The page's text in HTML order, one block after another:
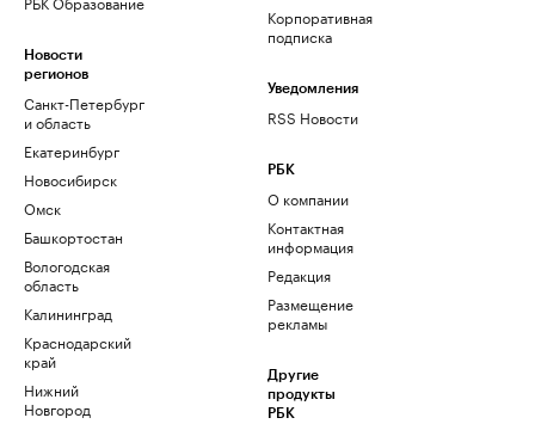
Новости
регионов
Санкт-Петербург
и область
Екатеринбург
Новосибирск
Омск
Башкортостан
Вологодская
область
Калининград
Краснодарский
край
Нижний
Новгород
Корпоративная
подписка
Уведомления
RSS Новости
РБК
О компании
Контактная
информация
Редакция
Размещение
рекламы
Другие
продукты
РБК